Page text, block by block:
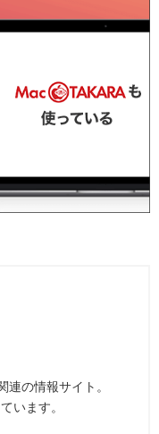
連の情報サイト。
います。